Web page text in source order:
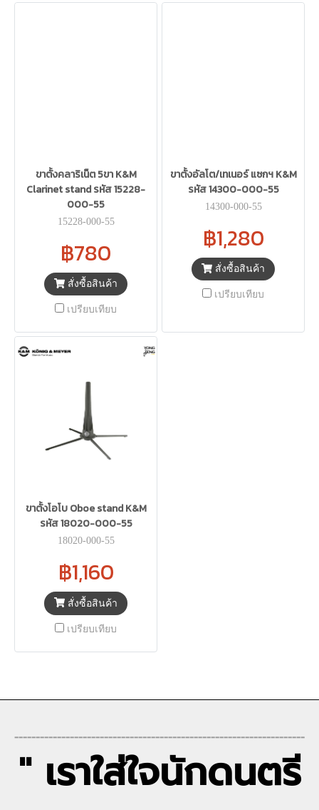
ขาตั้งคลาริเน็ต 5ขา K&M
Clarinet stand รหัส 15228-
000-55
15228-000-55
฿780
สั่งซื้อสินค้า
เปรียบเทียบ
ขาตั้งอัลโต/เทเนอร์ แซกฯ K&M
รหัส 14300-000-55
14300-000-55
฿1,280
สั่งซื้อสินค้า
เปรียบเทียบ
ขาตั้งโอโบ Oboe stand K&M
รหัส 18020-000-55
18020-000-55
฿1,160
สั่งซื้อสินค้า
เปรียบเทียบ
--------------------------------------------------------------------
" เราใส่ใจนักดนตรี